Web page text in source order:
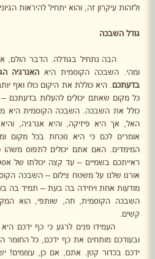
ולזהות עיקרון זה, והוא יתחיל להיראות
גודל השבכה
הבה נתחיל בגודלה. הדבר הולם,
ומהי. השבכה הקוסמית היא האנרגיה
בדעתכם . היא כוללת את היקום כולו ואף
כל מקום שאתם יכולים להעלות בדעתכם
כולל את השבכה. השבכה הקוסמית היא
האל, אך היא פיזיקה, והיא אנרגיה,
אומרים לכם כי היא נוכחת בכל מקום
המימדים. האם אתם יכולים לתפוס משהו
ראייתכם בשמיים – עד קצה יכולתו של
אורנו שלנו על משטח צילום – השבכה
מודעות אחת ויחידה בה בעת – תמיד בה
השבכה הקוסמית, וזה, שותפי, הוא
קשים.
העמידו פנים לרגע כי כף ידכם
ובעודכם מותחים את כף ידכם, כל החומר
ידכם בכדור קטן. אתם, אם כן, עצומים!